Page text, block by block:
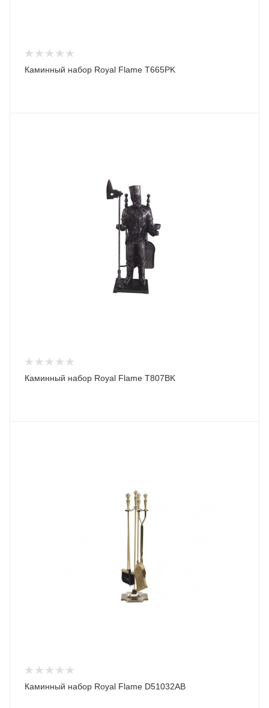
Каминный набор Royal Flame T665PK
Каминный набор Royal Flame T807BK
Каминный набор Royal Flame D51032AB